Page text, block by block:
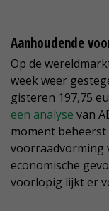
Aanhoudende
Op de
week weer
gisteren 197,75
een analyse van
moment
voorraadvorming
economische
voorlopig lijkt er